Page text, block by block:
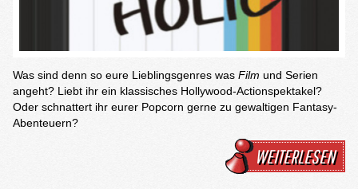
Was sind denn so eure Lieblingsgenres was Film und Serien
angeht? Liebt ihr ein klassisches Hollywood-Actionspektakel?
Oder schnattert ihr eurer Popcorn gerne zu gewaltigen Fantasy-
Abenteuern?
WEITERLESEN